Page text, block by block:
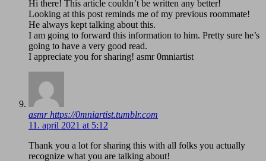
Hi there! This article couldn’t be written any better!
Looking at this post reminds me of my previous roommate!
He always kept talking about this.
I am going to forward this information to him. Pretty sure he’s
going to have a very good read.
I appreciate you for sharing! asmr 0mniartist
asmr https://0mniartist.tumblr.com
11. april 2021 at 5:12
Thank you a lot for sharing this with all folks you actually
recognize what you are talking about!